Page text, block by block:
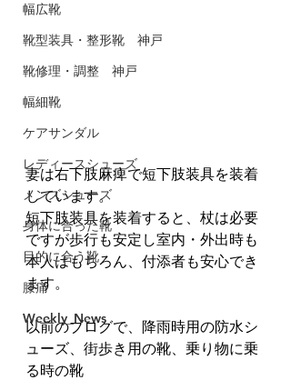
幅広靴
靴型装具・整形靴 神戸
靴修理・調整 神戸
幅細靴
ケアサンダル
レディースシューズ
メンズシューズ
身体に合った靴
目的に合う靴
膝痛
Weekly_News
妻は右下肢麻痺で短下肢装具を装着
しています。
短下肢装具を装着すると、杖は必要
ですが歩行も安定し室内・外出時も
本人はもちろん、付添者も安心でき
ます。
以前のブログで、降雨時用の防水シ
ューズ、街歩き用の靴、乗り物に乗
る時の靴